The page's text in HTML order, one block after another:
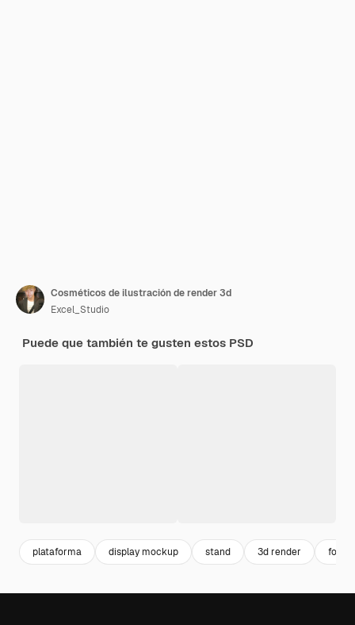
Cosméticos de ilustración de render 3d
Excel_Studio
Puede que también te gusten estos PSD
plataforma display mockup stand 3d render